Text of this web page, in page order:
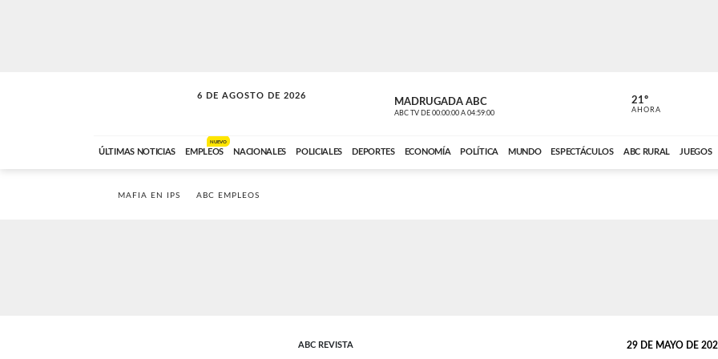
6 DE AGOSTO DE 2026
SOLO MÚSICA MADRUGADA ABC
ABC TV DE 00:00:00 A 04:59:00 ABC CARDINAL
21º
AHORA
ÚLTIMAS NOTICIAS EMPLEOS
NUEVO
NACIONALES POLICIALES DEPORTES ECONOMÍA POLÍTICA MUNDO ESPECTÁCULOS ABC RURAL JUEGOS
MAFIA EN IPS ABC EMPLEOS
ABC REVISTA 29 DE MAYO DE